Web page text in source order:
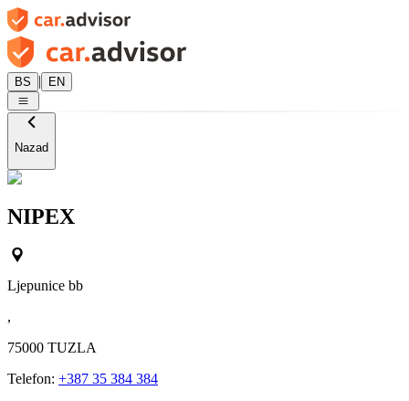
BS | EN
Nazad
NIPEX
Ljepunice bb
,
75000 TUZLA
Telefon: +387 35 384 384